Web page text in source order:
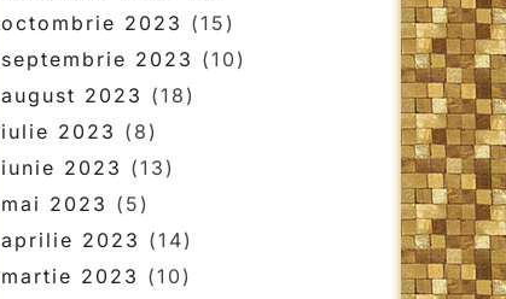
octombrie 2023 (15)
septembrie 2023 (10)
august 2023 (18)
iulie 2023 (8)
iunie 2023 (13)
mai 2023 (5)
aprilie 2023 (14)
martie 2023 (10)